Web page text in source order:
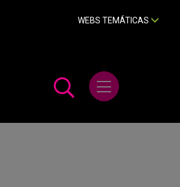
WEBS TEMÁTICAS
Abrir menú